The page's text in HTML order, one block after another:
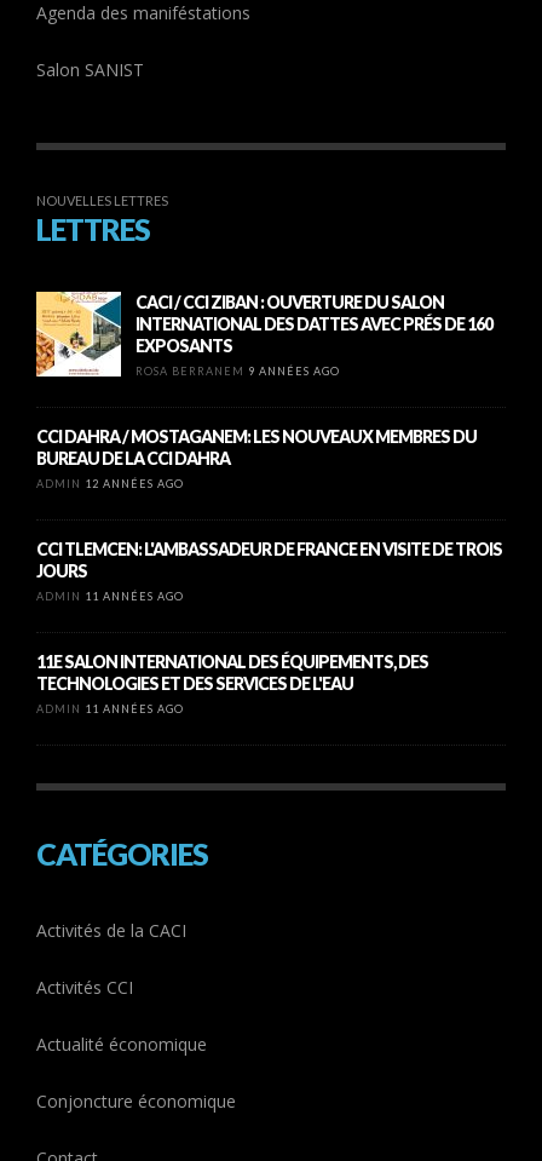
Agenda des maniféstations
Salon SANIST
NOUVELLES LETTRES
LETTRES
CACI / CCI ZIBAN : OUVERTURE DU SALON
INTERNATIONAL DES DATTES AVEC PRÉS DE 160
EXPOSANTS
ROSA BERRANEM 9 ANNÉES AGO
CCI DAHRA / MOSTAGANEM: LES NOUVEAUX MEMBRES DU
BUREAU DE LA CCI DAHRA
ADMIN 12 ANNÉES AGO
CCI TLEMCEN: L'AMBASSADEUR DE FRANCE EN VISITE DE TROIS
JOURS
ADMIN 11 ANNÉES AGO
11E SALON INTERNATIONAL DES ÉQUIPEMENTS, DES
TECHNOLOGIES ET DES SERVICES DE L'EAU
ADMIN 11 ANNÉES AGO
CATÉGORIES
Activités de la CACI
Activités CCI
Actualité économique
Conjoncture économique